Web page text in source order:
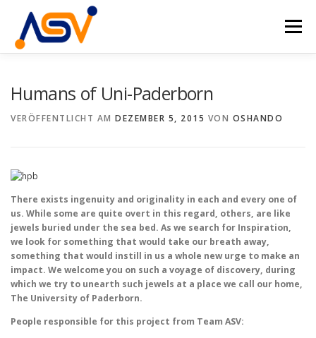
springen
Menü
Humans of Uni-Paderborn
VERÖFFENTLICHT AM DEZEMBER 5, 2015 VON OSHANDO
There exists ingenuity and originality in each and every one of
us. While some are quite overt in this regard, others, are like
jewels buried under the sea bed. As we search for Inspiration,
we look for something that would take our breath away,
something that would instill in us a whole new urge to make an
impact. We welcome you on such a voyage of discovery, during
which we try to unearth such jewels at a place we call our home,
The University of Paderborn.
People responsible for this project from Team ASV: